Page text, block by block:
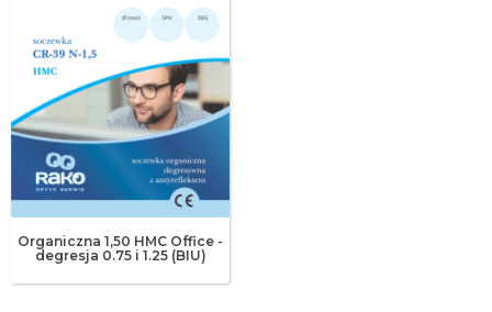
Organiczna 1,50 HMC Office -
degresja 0.75 i 1.25 (BIU)